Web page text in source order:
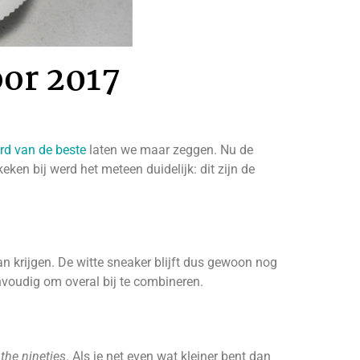
2017
van de beste laten we maar zeggen. Nu de
bij werd het meteen duidelijk: dit zijn de
krijgen. De witte sneaker blijft dus gewoon nog
om overal bij te combineren.
nineties. Als je net even wat kleiner bent dan